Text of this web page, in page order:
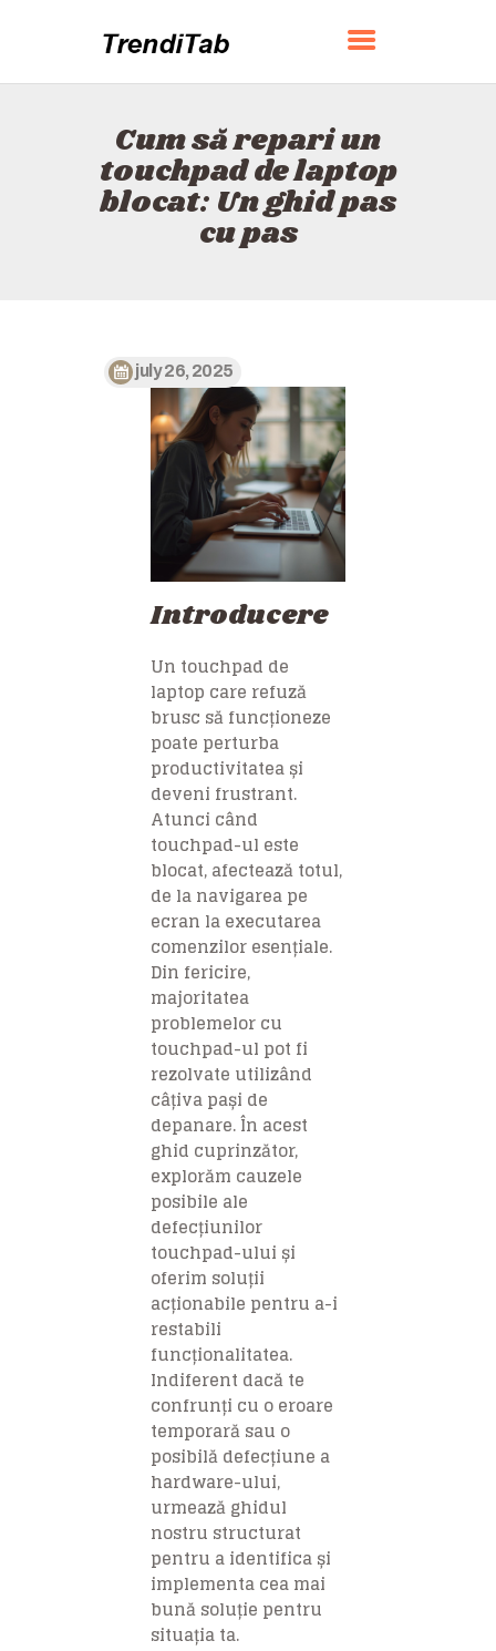
Cum să repari un
touchpad de laptop
blocat: Un ghid pas
cu pas
TRENDITAB
ACASĂ
DESPRE
CONTACT
july 26, 2025
Introducere
Un touchpad de
laptop care refuză
brusc să funcționeze
poate perturba
productivitatea și
deveni frustrant.
Atunci când
touchpad-ul este
blocat, afectează totul,
de la navigarea pe
ecran la executarea
comenzilor esențiale.
Din fericire,
majoritatea
problemelor cu
touchpad-ul pot fi
rezolvate utilizând
câțiva pași de
depanare. În acest
ghid cuprinzător,
explorăm cauzele
posibile ale
defecțiunilor
touchpad-ului și
oferim soluții
acționabile pentru a-i
restabili
funcționalitatea.
Indiferent dacă te
confrunți cu o eroare
temporară sau o
posibilă defecțiune a
hardware-ului,
urmează ghidul
nostru structurat
pentru a identifica și
implementa cea mai
bună soluție pentru
situația ta.